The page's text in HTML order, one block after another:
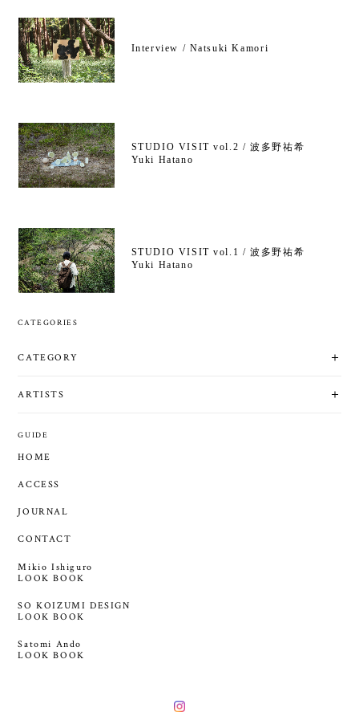
Interview / Natsuki Kamori
STUDIO VISIT vol.2 / 波多野祐希
Yuki Hatano
STUDIO VISIT vol.1 / 波多野祐希
Yuki Hatano
CATEGORIES
CATEGORY
ARTISTS
GUIDE
HOME
ACCESS
JOURNAL
CONTACT
Mikio Ishiguro
LOOK BOOK
SO KOIZUMI DESIGN
LOOK BOOK
Satomi Ando
LOOK BOOK